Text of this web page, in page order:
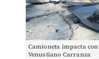
Camioneta impacta
Venustiano Carranza